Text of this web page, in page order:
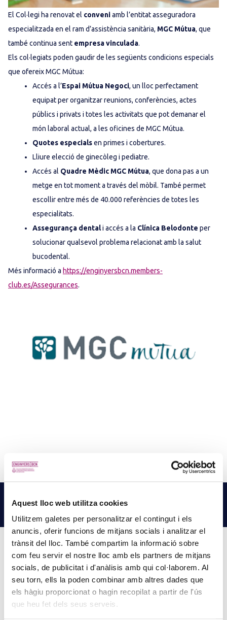
Aquest lloc web utilitza cookies
Utilitzem galetes per personalitzar el contingut i els
anuncis, oferir funcions de mitjans socials i analitzar el
trànsit del lloc. També compartim la informació sobre
com feu servir el nostre lloc amb els partners de mitjans
socials, de publicitat i d'anàlisis amb qui col·laborem. Al
seu torn, ells la poden combinar amb altres dades que
els hàgiu proporcionat o hagin recopilat a partir de l'ús
que heu fet dels seus serveis.
El Col·legi ha renovat el conveniamb l’entitat asseguradora
especialitzada en el ram d’assistència sanitària, MGC Mútua, que
també continua sent empresa vinculada.
Els col·legiats poden gaudir de les següents condicions especials
que ofereix MGC Mútua:
Accés a l’Espai Mútua Negoci, un lloc perfectament
equipat per organitzar reunions, conferències, actes
públics i privats i totes les activitats que pot demanar el
món laboral actual, a les oficines de MGC Mútua.
Quotes especialsen primes i cobertures.
Lliure elecció de ginecòleg i pediatre.
Accés al Quadre Mèdic MGC Mútua, que dona pas a un
metge en tot moment a través del mòbil. També permet
escollir entre més de 40.000 referències de totes les
especialitats.
Assegurança dentali accés a la Clínica Belodonte per
solucionar qualsevol problema relacionat amb la salut
bucodental.
Més informació a https://enginyersbcn.members-
club.es/Assegurances.
NOTÍCIESRELACIONADES
PINZELLS A PUNT? PARTICIPA AL CONCURS DE
PINTURA DEL COL·LEGI
5 d'agost de 2026
La creativitat torna a ser protagonista amb el Concurs de Pintura de